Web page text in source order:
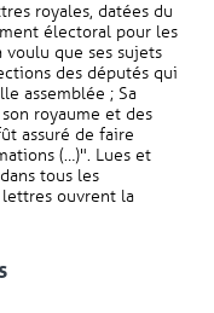
royales, datées du
électoral pour les
voulu que ses sujets
des députés qui
assemblée ; Sa
royaume et des
assuré de faire
(…)". Lues et
tous les
ouvrent la